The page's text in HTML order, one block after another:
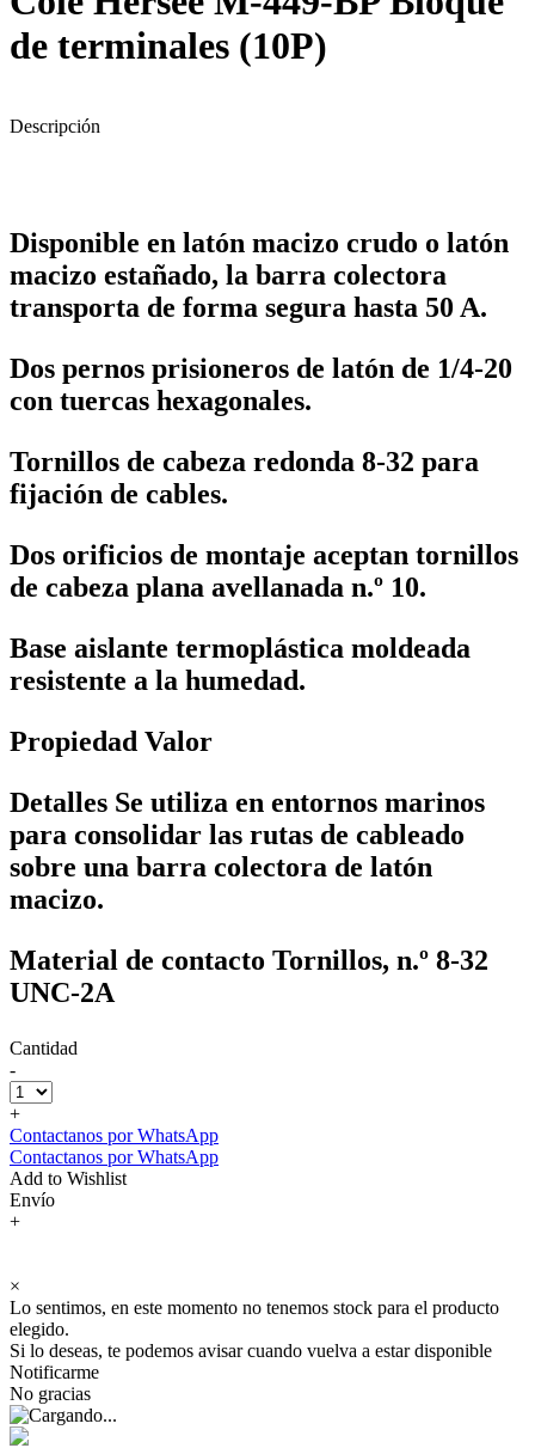
de terminales (10P)
Descripción
Disponible en latón macizo crudo o latón
macizo estañado, la barra colectora
transporta de forma segura hasta 50 A.
Dos pernos prisioneros de latón de 1/4-20
con tuercas hexagonales.
Tornillos de cabeza redonda 8-32 para
fijación de cables.
Dos orificios de montaje aceptan tornillos
de cabeza plana avellanada n.º 10.
Base aislante termoplástica moldeada
resistente a la humedad.
Propiedad Valor
Detalles Se utiliza en entornos marinos
para consolidar las rutas de cableado
sobre una barra colectora de latón
macizo.
Material de contacto Tornillos, n.º 8-32
UNC-2A
Cantidad
-
+
Contactanos por WhatsApp
Contactanos por WhatsApp
Add to Wishlist
Envío
+
×
Lo sentimos, en este momento no tenemos stock para el producto
elegido.
Si lo deseas, te podemos avisar cuando vuelva a estar disponible
Notificarme
No gracias